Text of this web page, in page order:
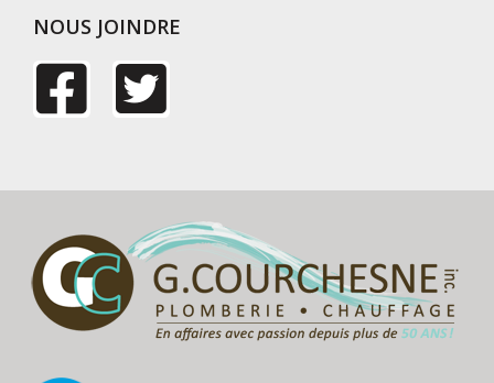
NOUS JOINDRE
F
c
e
b
T
i
t
t